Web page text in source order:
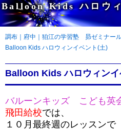
Balloon Kids ハロウ
調布｜府中｜狛江の学習塾 昴ゼミナー
Balloon Kids ハロウィンイベント(土)
Balloon Kids ハロウィンイ
バルーンキッズ こども英
飛田給校では、
１０月最終週のレッスンで